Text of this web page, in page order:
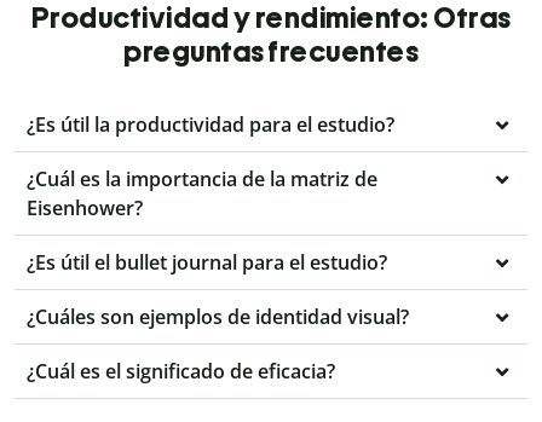
Productividad y rendimiento: Otras
preguntas frecuentes
¿Es útil la productividad para el estudio?
¿Cuál es la importancia de la matriz de
Eisenhower?
¿Es útil el bullet journal para el estudio?
¿Cuáles son ejemplos de identidad visual?
¿Cuál es el significado de eficacia?